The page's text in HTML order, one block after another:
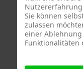
Nutzererfahrung
Sie können
zulassen
einer
Funktionalitäten